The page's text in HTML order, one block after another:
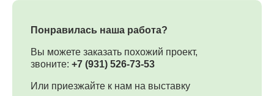
Понравилась наша работа?
Вы можете заказать похожий проект,
звоните: +7 (931) 526-73-53
Или приезжайте к нам на выставку